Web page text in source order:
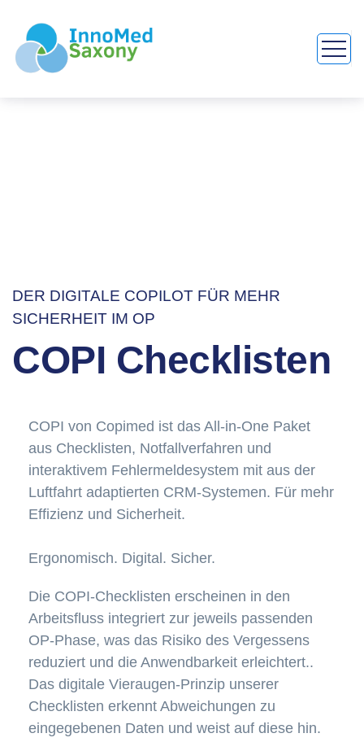
DER DIGITALE COPILOT FÜR MEHR
SICHERHEIT IM OP
COPI Checklisten
COPI von Copimed ist das All-in-One Paket
aus Checklisten, Notfallverfahren und
interaktivem Fehlermeldesystem mit aus der
Luftfahrt adaptierten CRM-Systemen. Für mehr
Effizienz und Sicherheit.
Ergonomisch. Digital. Sicher.
Die COPI-Checklisten erscheinen in den
Arbeitsfluss integriert zur jeweils passenden
OP-Phase, was das Risiko des Vergessens
reduziert und die Anwendbarkeit erleichtert..
Das digitale Vieraugen-Prinzip unserer
Checklisten erkennt Abweichungen zu
eingegebenen Daten und weist auf diese hin. ​